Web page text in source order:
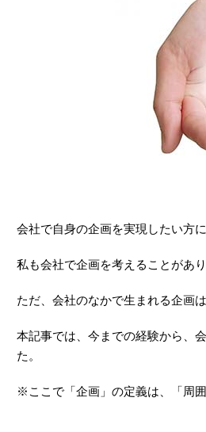
会社で自身の企画を実現したい方
私も会社で企画を考えることがあ
ただ、会社のなかで生まれる企画
本記事では、今までの経験から、
た。
※ここで「企画」の定義は、「周